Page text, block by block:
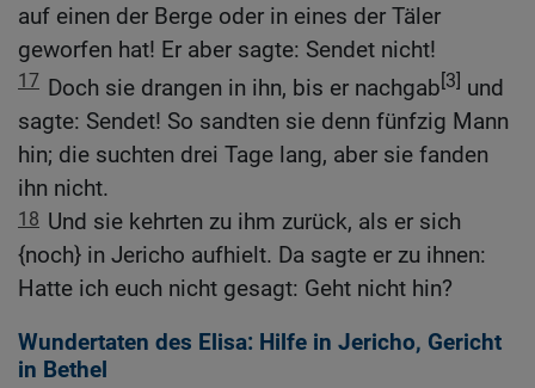
auf einen der Berge oder in eines der Täler
geworfen hat! Er aber sagte: Sendet nicht!
17 Doch sie drangen in ihn, bis er nachgab[3] und
sagte: Sendet! So sandten sie denn fünfzig Mann
hin; die suchten drei Tage lang, aber sie fanden
ihn nicht.
18 Und sie kehrten zu ihm zurück, als er sich
{noch} in Jericho aufhielt. Da sagte er zu ihnen:
Hatte ich euch nicht gesagt: Geht nicht hin?
Wundertaten des Elisa: Hilfe in Jericho, Gericht
in Bethel